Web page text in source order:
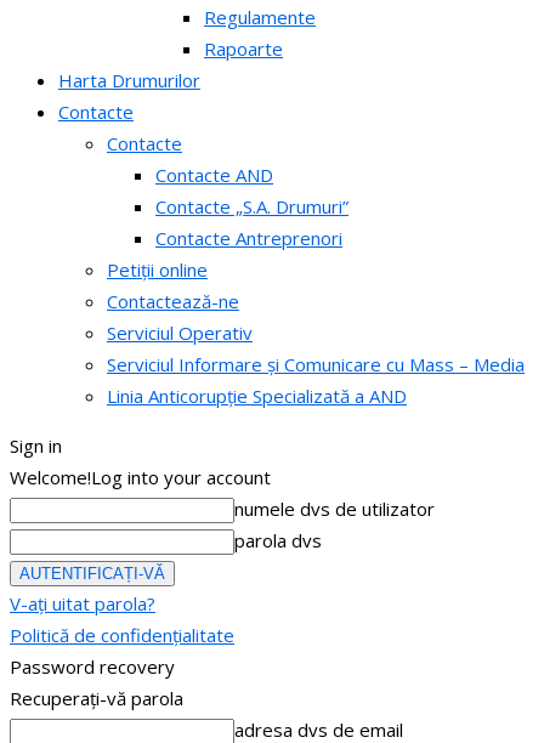
Regulamente
Rapoarte
Harta Drumurilor
Contacte
Contacte
Contacte AND
Contacte „S.A. Drumuri”
Contacte Antreprenori
Petiții online
Contactează-ne
Serviciul Operativ
Serviciul Informare și Comunicare cu Mass – Media
Linia Anticorupție Specializată a AND
Sign in
Welcome!Log into your account
numele dvs de utilizator
parola dvs
V-ați uitat parola?
Politică de confidențialitate
Password recovery
Recuperați-vă parola
adresa dvs de email